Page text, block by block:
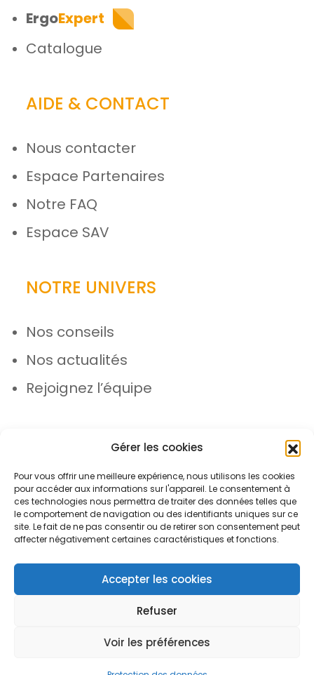
Gérer les cookies
Pour vous offrir une meilleure expérience, nous utilisons les cookies
pour accéder aux informations sur l'appareil. Le consentement à
ces technologies nous permettra de traiter des données telles que
le comportement de navigation ou des identifiants uniques sur ce
site. Le fait de ne pas consentir ou de retirer son consentement peut
affecter négativement certaines caractéristiques et fonctions.
Accepter les cookies
Refuser
Voir les préférences
Open toolbar
ErgoExpert
Catalogue
AIDE & CONTACT
Nous contacter
Espace Partenaires
Notre FAQ
Espace SAV
NOTRE UNIVERS
Nos conseils
Nos actualités
Rejoignez l’équipe
© Azergo 2026 - Tous droits réservés
Protection des données